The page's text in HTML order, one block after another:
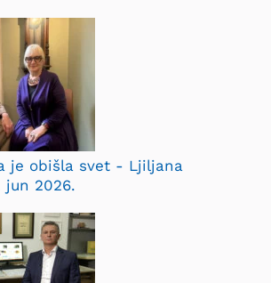
je obišla svet - Ljiljana
jun 2026.